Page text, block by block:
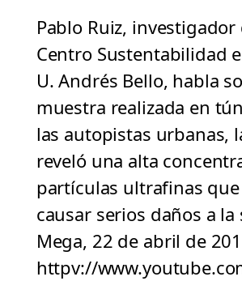
Pablo Ruiz, investigador
Centro Sustentabilidad
U. Andrés Bello, habla
muestra realizada en
las autopistas urbanas,
reveló una alta
partículas ultrafinas
causar serios daños a la
Mega, 22 de abril de
httpv://